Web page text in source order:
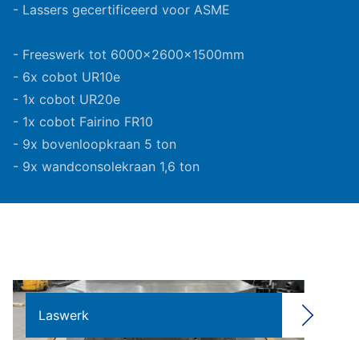
- Lassers gecertificeerd voor ASME
- Freeswerk tot 6000x2600x1500mm
- 6x cobot UR10e
- 1x cobot UR20e
- 1x cobot Fairino FR10
- 9x bovenloopkraan 5 ton
- 9x wandconsolekraan 1,6 ton
Laswerk